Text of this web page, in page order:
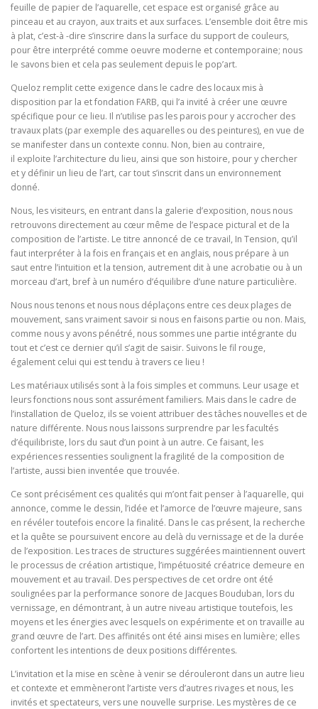
feuille de papier de l’aquarelle, cet espace est organisé grâce au
pinceau et au crayon, aux traits et aux surfaces. L’ensemble doit être mis
à plat, c’est-à -dire s’inscrire dans la surface du support de couleurs,
pour être interprété comme oeuvre moderne et contemporaine; nous
le savons bien et cela pas seulement depuis le pop’art.
Queloz remplit cette exigence dans le cadre des locaux mis à
disposition par la et fondation FARB, qui l’a invité à créer une œuvre
spécifique pour ce lieu. Il n’utilise pas les parois pour y accrocher des
travaux plats (par exemple des aquarelles ou des peintures), en vue de
se manifester dans un contexte connu. Non, bien au contraire,
il exploite l’architecture du lieu, ainsi que son histoire, pour y chercher
et y définir un lieu de l’art, car tout s’inscrit dans un environnement
donné.
Nous, les visiteurs, en entrant dans la galerie d’exposition, nous nous
retrouvons directement au cœur même de l’espace pictural et de la
composition de l’artiste. Le titre annoncé de ce travail, In Tension, qu’il
faut interpréter à la fois en français et en anglais, nous prépare à un
saut entre l’intuition et la tension, autrement dit à une acrobatie ou à un
morceau d’art, bref à un numéro d’équilibre d’une nature particulière.
Nous nous tenons et nous nous déplaçons entre ces deux plages de
mouvement, sans vraiment savoir si nous en faisons partie ou non. Mais,
comme nous y avons pénétré, nous sommes une partie intégrante du
tout et c’est ce dernier qu’il s’agit de saisir. Suivons le fil rouge,
également celui qui est tendu à travers ce lieu !
Les matériaux utilisés sont à la fois simples et communs. Leur usage et
leurs fonctions nous sont assurément familiers. Mais dans le cadre de
l’installation de Queloz, ils se voient attribuer des tâches nouvelles et de
nature différente. Nous nous laissons surprendre par les facultés
d’équilibriste, lors du saut d’un point à un autre. Ce faisant, les
expériences ressenties soulignent la fragilité de la composition de
l’artiste, aussi bien inventée que trouvée.
Ce sont précisément ces qualités qui m’ont fait penser à l’aquarelle, qui
annonce, comme le dessin, l’idée et l’amorce de l’œuvre majeure, sans
en révéler toutefois encore la finalité. Dans le cas présent, la recherche
et la quête se poursuivent encore au delà du vernissage et de la durée
de l’exposition. Les traces de structures suggérées maintiennent ouvert
le processus de création artistique, l’impétuosité créatrice demeure en
mouvement et au travail. Des perspectives de cet ordre ont été
soulignées par la performance sonore de Jacques Bouduban, lors du
vernissage, en démontrant, à un autre niveau artistique toutefois, les
moyens et les énergies avec lesquels on expérimente et on travaille au
grand œuvre de l’art. Des affinités ont été ainsi mises en lumière; elles
confortent les intentions de deux positions différentes.
L’invitation et la mise en scène à venir se dérouleront dans un autre lieu
et contexte et emmèneront l’artiste vers d’autres rivages et nous, les
invités et spectateurs, vers une nouvelle surprise. Les mystères de ce